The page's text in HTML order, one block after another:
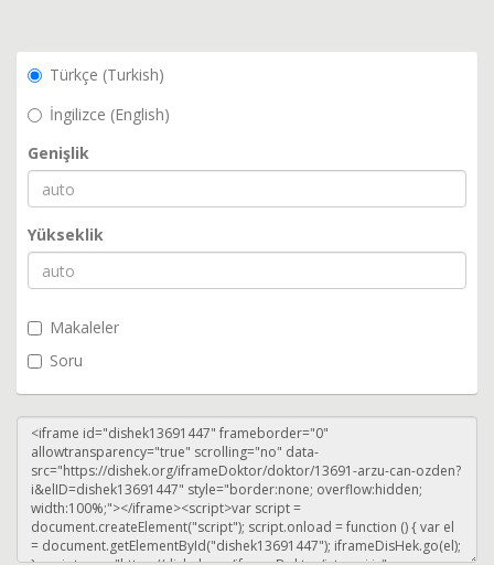
Türkçe (Turkish)
İngilizce (English)
Genişlik
Yükseklik
Makaleler
Soru